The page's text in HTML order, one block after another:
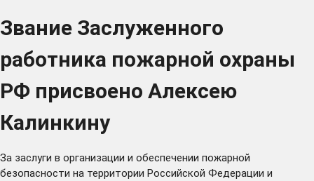
Звание Заслуженного
работника пожарной охраны
РФ присвоено Алексею
Калинкину
За заслуги в организации и обеспечении пожарной
безопасности на территории Российской Федерации и